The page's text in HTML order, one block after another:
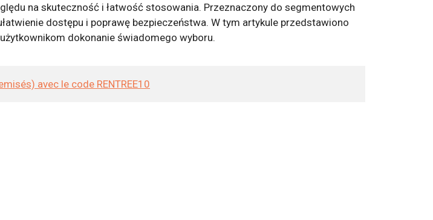
na skuteczność i łatwość stosowania. Przeznaczony do segmentowych
dostępu i poprawę bezpieczeństwa. W tym artykule przedstawiono
dokonanie świadomego wyboru.
avec le code RENTREE10